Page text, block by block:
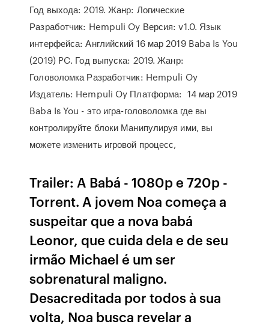
Год выхода: 2019. Жанр: Логические
Разработчик: Hempuli Oy Версия: v1.0. Язык
интерфейса: Английский 16 мар 2019 Baba Is You
(2019) PC. Год выпуска: 2019. Жанр:
Головоломка Разработчик: Hempuli Oy
Издатель: Hempuli Oy Платформа: 14 мар 2019
Baba Is You - это игра-головоломка где вы
контролируйте блоки Манипулируя ими, вы
можете изменить игровой процесс,
Trailer: A Babá - 1080p e 720p -
Torrent. A jovem Noa começa a
suspeitar que a nova babá
Leonor, que cuida dela e de seu
irmão Michael é um ser
sobrenatural maligno.
Desacreditada por todos à sua
volta, Noa busca revelar a